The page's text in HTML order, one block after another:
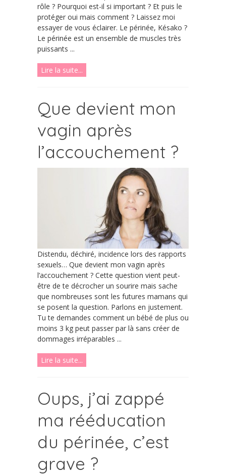
rôle ? Pourquoi est-il si important ? Et puis le
protéger oui mais comment ? Laissez moi
essayer de vous éclairer. Le périnée, Késako ?
Le périnée est un ensemble de muscles très
puissants ...
Lire la suite...
Que devient mon
vagin après
l’accouchement ?
Distendu, déchiré, incidence lors des rapports
sexuels… Que devient mon vagin après
l’accouchement ? Cette question vient peut-
être de te décrocher un sourire mais sache
que nombreuses sont les futures mamans qui
se posent la question. Parlons en justement.
Tu te demandes comment un bébé de plus ou
moins 3 kg peut passer par là sans créer de
dommages irréparables ...
Lire la suite...
Oups, j’ai zappé
ma rééducation
du périnée, c’est
grave ?